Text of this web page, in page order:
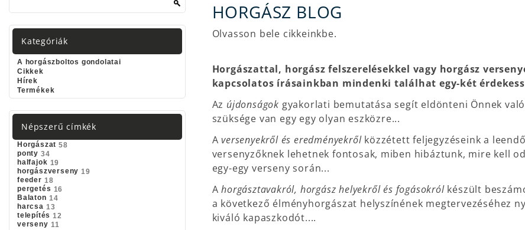
Kategóriák
A horgászboltos gondolatai
Cikkek
Hírek
Termékek
Népszerű címkék
58
Horgászat
34
ponty
19
halfajok
19
horgászverseny
18
feeder
16
pergetés
14
Balaton
13
harcsa
12
telepítés
11
verseny
HORGÁSZ BLOG
Olvasson bele cikkeinkbe.
Horgászattal, horgász felszerelésekkel vagy horgász
kapcsolatos írásainkban mindenki találhat egy-két
Az újdonságok gyakorlati bemutatása segít eldönteni Önnek
szüksége van egy egy olyan eszközre...
Aversenyekről és eredményekrőlközzétett feljegyzéseink a leendő
versenyzőknek lehetnek fontosak, miben hibáztunk, mire kell
egy-egy verseny során...
Ahorgásztavakról, horgász helyekről és fogásokrólkészült
a következő élményhorgászat helyszínének megtervezéséhez
kiváló kapaszkodót....